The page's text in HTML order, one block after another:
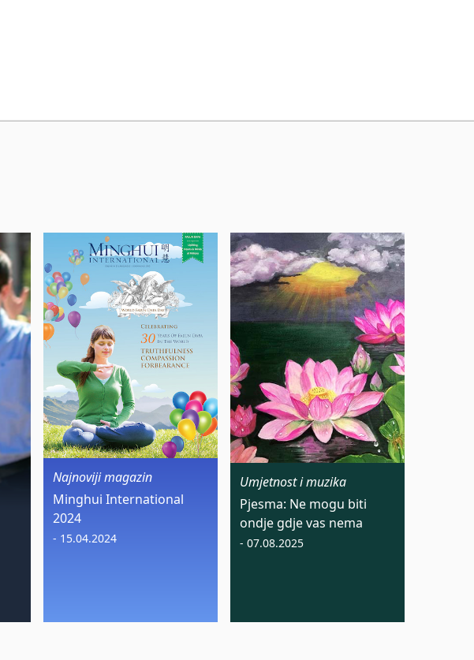
Najnoviji magazin
Minghui International
2024
- 15.04.2024
Umjetnost i muzika
Pjesma: Ne mogu biti
ondje gdje vas nema
- 07.08.2025